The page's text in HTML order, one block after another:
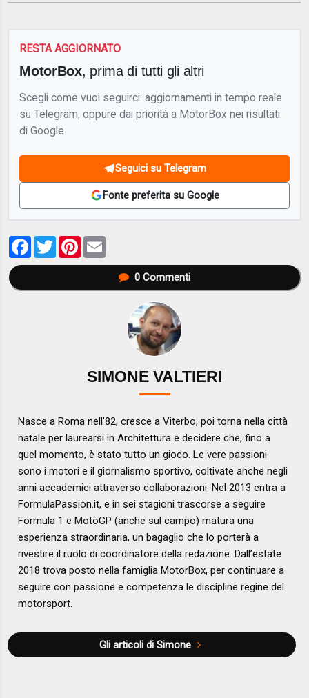
RESTA AGGIORNATO
MotorBox, prima di tutti gli altri
Scegli come vuoi seguirci: aggiornamenti in tempo reale
su Telegram, oppure dai priorità a MotorBox nei risultati
di Google.
Seguici su Telegram
Fonte preferita su Google
Facebook
TwitterPinterest
0Commenti
SIMONE VALTIERI
Nasce a Roma nell’82, cresce a Viterbo, poi torna nella città
natale per laurearsi in Architettura e decidere che, fino a
quel momento, è stato tutto un gioco. Le vere passioni
sono i motori e il giornalismo sportivo, coltivate anche negli
anni accademici attraverso collaborazioni. Nel 2013 entra a
FormulaPassion.it, e in sei stagioni trascorse a seguire
Formula 1 e MotoGP (anche sul campo) matura una
esperienza straordinaria, un bagaglio che lo porterà a
rivestire il ruolo di coordinatore della redazione. Dall’estate
2018 trova posto nella famiglia MotorBox, per continuare a
seguire con passione e competenza le discipline regine del
motorsport.
Gli articoli di Simone